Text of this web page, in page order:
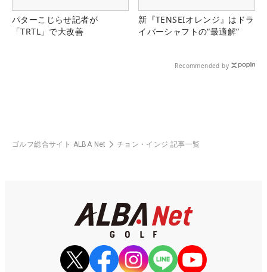
パターこじらせ記者が
「TRTL」で大改善
新『TENSEIオレンジ』はドラ
イバーシャフトの“最適解”
Recommended by
ゴルフ総合サイト ALBA Net チョン・インジ 記事一覧